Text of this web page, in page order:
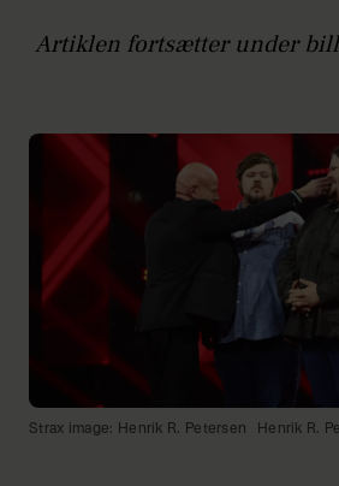
Artiklen fortsætter under
Strax image: Henrik R. Petersen Henrik R.